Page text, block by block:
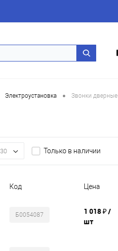
Электроустановка • Звонки дверные
30 Только в наличии
Код Цена
Б0054087 1 018 ₽/
шт